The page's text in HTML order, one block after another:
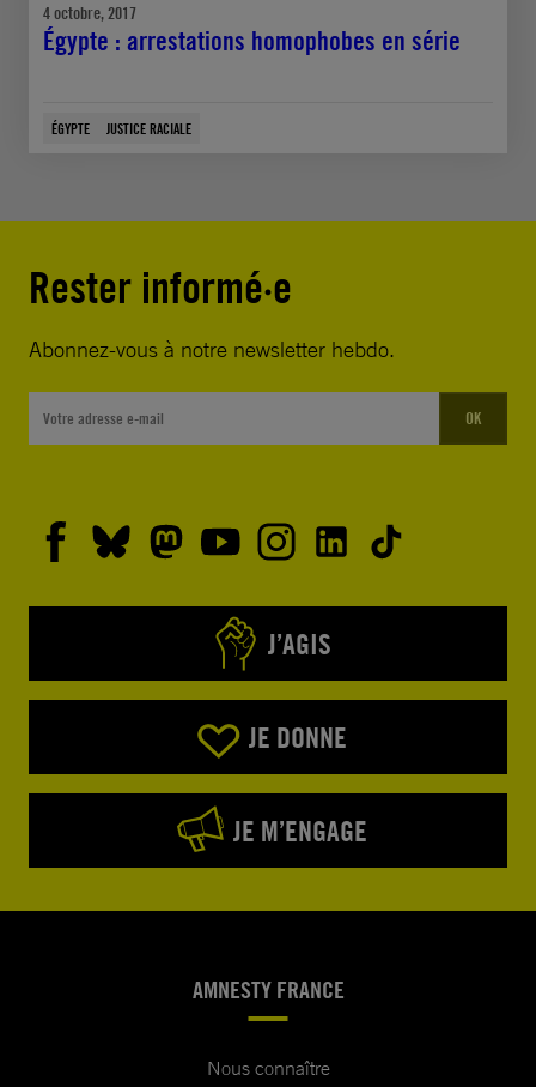
4 octobre, 2017
Égypte : arrestations homophobes en série
ÉGYPTE JUSTICE RACIALE
Rester informé·e
Abonnez-vous à notre newsletter hebdo.
OK
J’AGIS
JE DONNE
JE M’ENGAGE
AMNESTY FRANCE
Nous connaître